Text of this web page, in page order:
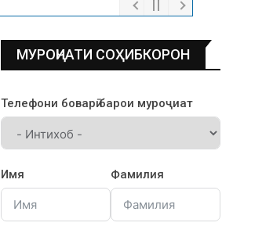
МУРОҶИАТИ СОҲИБКОРОН
Телефони боварӣ барои муроҷиат
Имя Фамилия